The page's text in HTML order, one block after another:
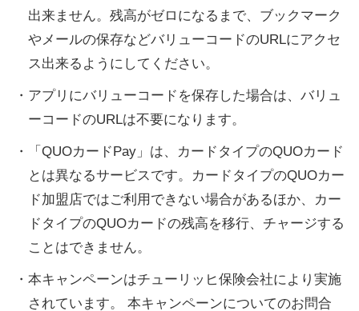
出来ません。残高がゼロになるまで、ブックマーク
やメールの保存などバリューコードのURLにアクセ
ス出来るようにしてください。
・アプリにバリューコードを保存した場合は、バリュ
ーコードのURLは不要になります。
・「QUOカードPay」は、カードタイプのQUOカード
とは異なるサービスです。カードタイプのQUOカー
ド加盟店ではご利用できない場合があるほか、カー
ドタイプのQUOカードの残高を移行、チャージする
ことはできません。
・本キャンペーンはチューリッヒ保険会社により実施
されています。 本キャンペーンについてのお問合